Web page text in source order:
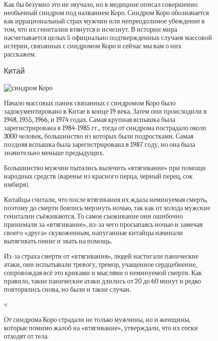
Как бы безумно это не звучало, но в медицине описал совершенно
необычный синдром под названием Коро. Синдром Коро обозначается
как иррациональный страх мужчин или непреодолимое убеждение в
том, что их гениталии втянутся и исчезнут. В истории мира
насчитывается целых 5 официально подтвержденных случаев массовой
истерии, связанных с синдромом Коро и сейчас мы вам о них
расскажем.
Китай
Начало массовых паник связанных с синдромом Коро было
задокументировано в Китае в конце 19 века. Затем они происходили в
1948, 1955, 1966, и 1974 годах. Самая крупная вспышка была
зарегистрирована в 1984-1985 гг., тогда от синдрома пострадало около
3000 человек, большинство из которых были подростками. Самая
поздняя вспышка была зарегистрирована в 1987 году, но она была
значительно меньше предыдущих.
Большинство мужчин пытались вылечить «втягивание» при помощи
народных средств (варенье из красного перца, черный перец, сок
имбиря).
Китайцы считали, что после втягивания их ждала неминуемая смерть,
поэтому до смерти боялись мерзнуть ночью, так как от холода мужские
гениталии съёживаются. То самое съеживание они ошибочно
принимали за «втягивание», из-за чего просыпаясь ночью и замечая
своего «друга» скукоженным, напуганные китайцы начинали
вытягивать пeниc и звать на помощь.
Из-за страха смерти от «втягивания», людей настигали панические
атаки, они испытывали тревогу, тремор, учащенное сердцебиение,
сопровождая всё это криками и мыслями о неминуемой смерти. Как
правило, такие панические атаки длились от 20 до 60 минут и редко
повторялись снова, но были и такие случаи.
<
От синдрома Коро страдали не только мужчины, но и женщины,
которые помимо жалоб на «втягивание», утверждали, что их cocки
отходят от тела.